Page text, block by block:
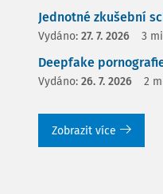
Jednotné zkušební
Vydáno: 27. 7. 2026 3
Deepfake
Vydáno: 26. 7. 2026 2
Zobrazit více